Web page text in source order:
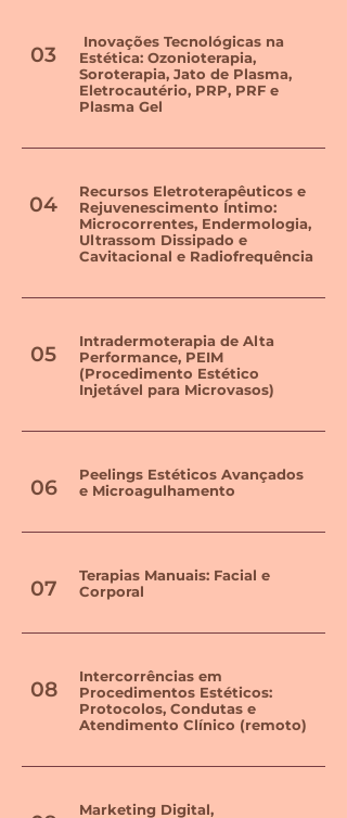
03
Inovações Tecnológicas na
Estética: Ozonioterapia,
Soroterapia, Jato de Plasma,
Eletrocautério, PRP, PRF e
Plasma Gel
04
Recursos Eletroterapêuticos e
Rejuvenescimento Íntimo:
Microcorrentes, Endermologia,
Ultrassom Dissipado e
Cavitacional e Radiofrequência
05
Intradermoterapia de Alta
Performance, PEIM
(Procedimento Estético
Injetável para Microvasos)
06
Peelings Estéticos Avançados
e Microagulhamento
07
Terapias Manuais: Facial e
Corporal
08
Intercorrências em
Procedimentos Estéticos:
Protocolos, Condutas e
Atendimento Clínico (remoto)
Marketing Digital,